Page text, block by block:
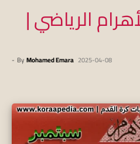
koraapedia
الرياضي |
By Mohamed Emara
- 2025-04-08